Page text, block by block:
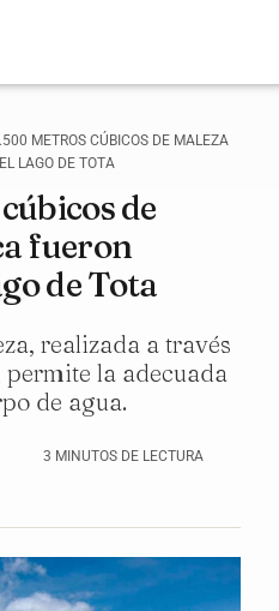
METROS CÚBICOS DE MALEZA
LAGO DE TOTA
de
fueron
de Tota
realizada a través
permite la adecuada
de agua.
3 MINUTOS DE LECTURA